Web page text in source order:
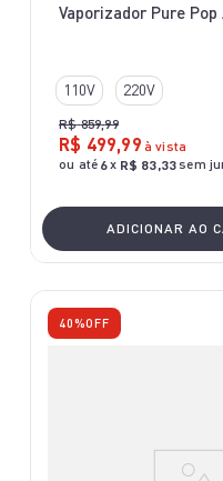
Vaporizador Pure Pop
110V 220V
R$ 859,99
R$ 499,99 à vista
ou até 6x R$ 83,33sem
ADICIONAR AO
40%OFF